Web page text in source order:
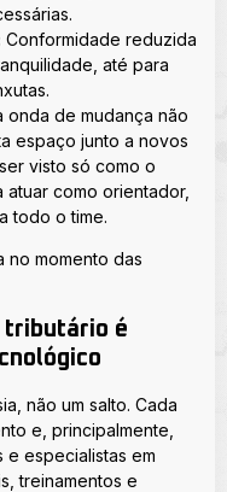
Conformidade reduzida
até para
onda de mudança não
espaço junto a novos
visto só como o
como orientador,
todo o time.
no momento das
tributário é
não um salto. Cada
e, principalmente,
especialistas em
treinamentos e